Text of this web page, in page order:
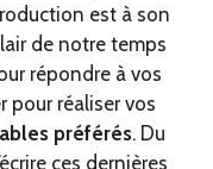
est à son
de notre temps
répondre à vos
pour réaliser vos
préférés. Du
ces dernières